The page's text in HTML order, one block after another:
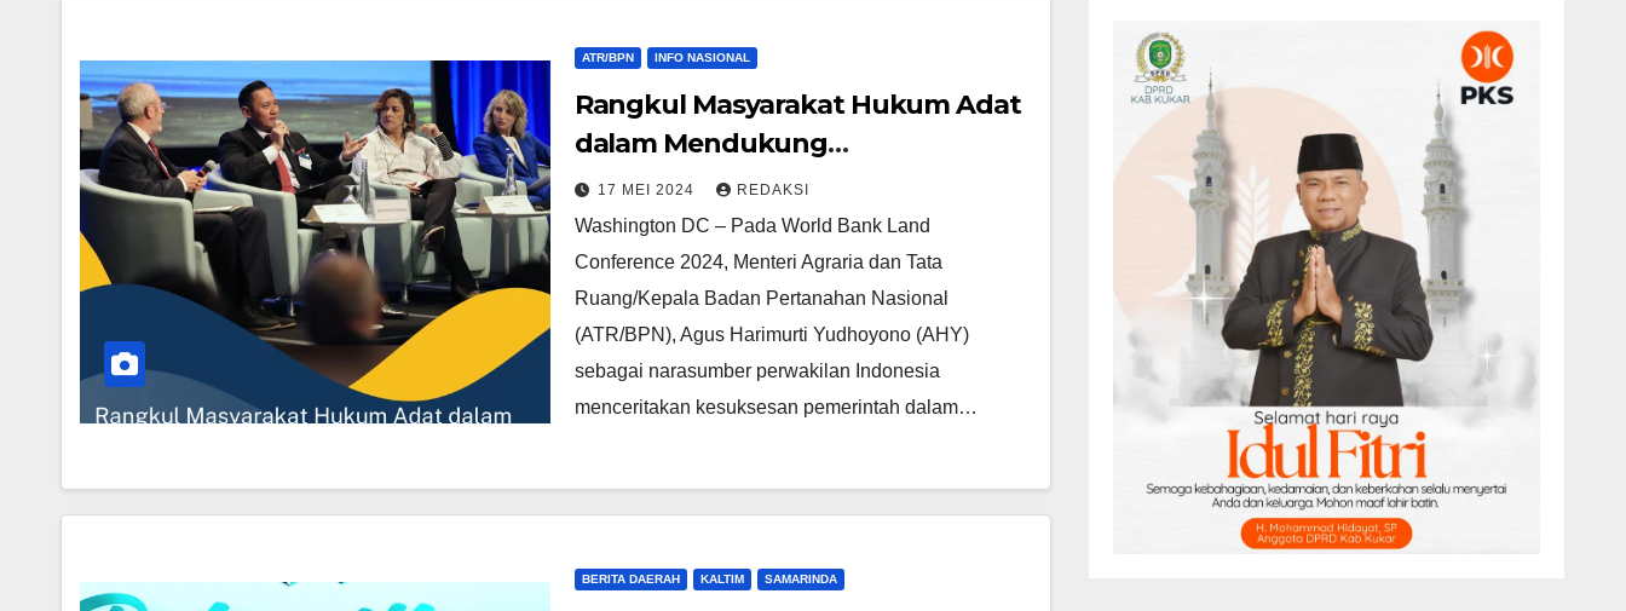
ATR/BPN INFO NASIONAL
Rangkul Masyarakat Hukum Adat
dalam Mendukung
Pembangunan, Menteri AHY:
Jangan Sampai Menjadi Korban
17 MEI 2024 REDAKSI
Washington DC – Pada World Bank Land
Conference 2024, Menteri Agraria dan Tata
Ruang/Kepala Badan Pertanahan Nasional
(ATR/BPN), Agus Harimurti Yudhoyono (AHY)
sebagai narasumber perwakilan Indonesia
menceritakan kesuksesan pemerintah dalam…
BERITA DAERAH KALTIM SAMARINDA